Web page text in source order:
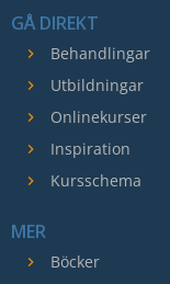
GÅ DIREKT
Behandlingar
Utbildningar
Onlinekurser
Inspiration
Kursschema
MER
Böcker